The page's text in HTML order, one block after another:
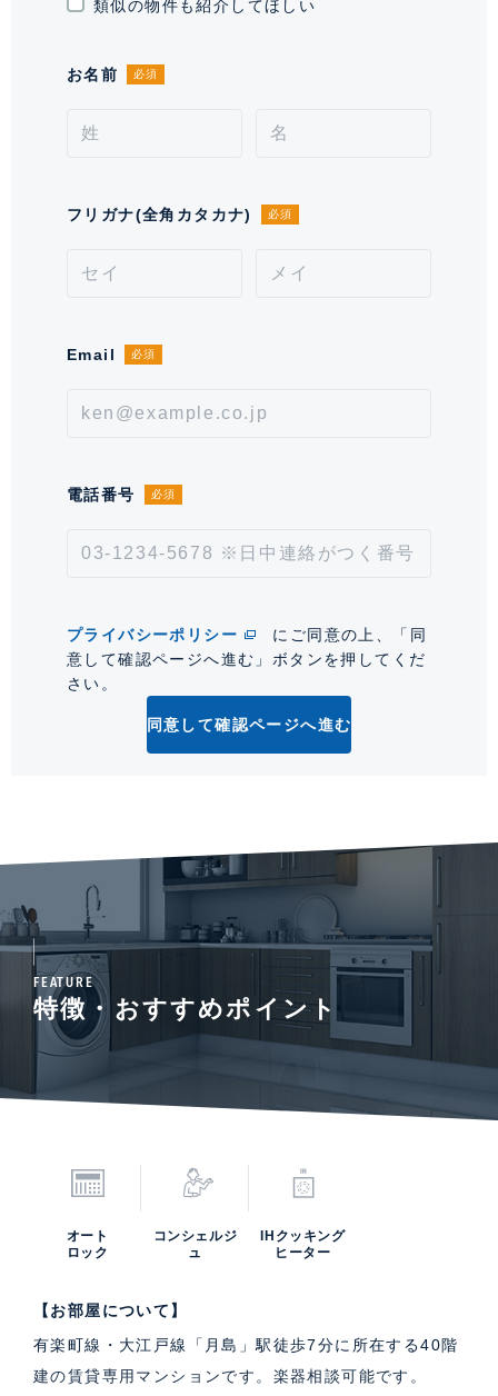
契約期間（期日）
入居諸条件
ペット不可、 住居兼事務所不可、
数料が発生いたします。 ■保証会社必須。【月次型】
賃料等の50%、継続保証料:毎年1万円。※契約型は保証
次回更新予定日
*「交通/駅徒歩」とは、当該物件の最寄駅(路線)、バス停、およびそこまでの徒歩所要
時間を表示します。
類似の物件も紹介してほしい
お名前 必須
フリガナ(全角カタカナ) 必須
Email 必須
電話番号 必須
プライバシーポリシー
にご同意の上、「同
意して確認ページへ進む」ボタンを押してくだ
さい。
同意して確認ページへ進む
FEATURE
特徴・おすすめポイント
オート
ロック
コンシェルジ
ュ
IHクッキング
ヒーター
【お部屋について】
有楽町線・大江戸線「月島」駅徒歩7分に所在する40階
建の賃貸専用マンションです。楽器相談可能です。